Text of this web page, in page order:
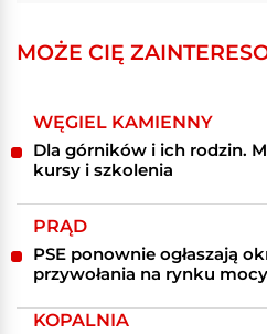
MOŻE CIĘ
WĘGIEL KAMIENNY
Dla górników i ich rodzin.
kursy i szkolenia
PRĄD
PSE ponownie ogłaszają
przywołania na rynku mocy
KOPALNIA